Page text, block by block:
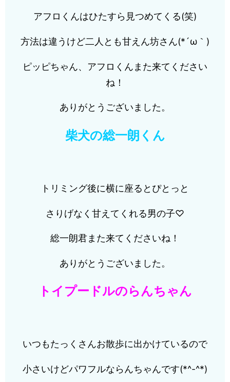
アフロくんはひたすら見つめてくる(笑)
方法は違うけど二人とも甘えん坊さん(*´ω｀)
ピッピちゃん、アフロくんまた来てください
ね！
ありがとうございました。
柴犬の総一朗くん
トリミング後に横に座るとぴとっと
さりげなく甘えてくれる男の子♡
総一朗君また来てくださいね！
ありがとうございました。
トイプードルのらんちゃん
いつもたっくさんお散歩に出かけているので
小さいけどパワフルならんちゃんです(*^-^*)